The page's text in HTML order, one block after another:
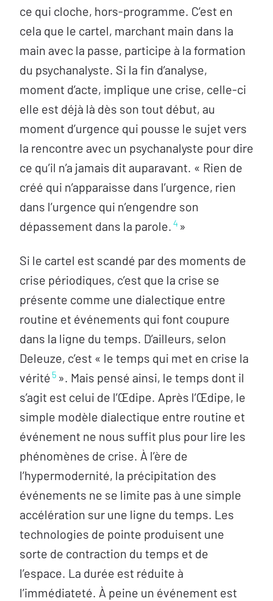
ce qui cloche, hors-programme. C’est en
cela que le cartel, marchant main dans la
main avec la passe, participe à la formation
du psychanalyste. Si la fin d’analyse,
moment d’acte, implique une crise, celle-ci
elle est déjà là dès son tout début, au
moment d’urgence qui pousse le sujet vers
la rencontre avec un psychanalyste pour dire
ce qu’il n’a jamais dit auparavant. « Rien de
créé qui n’apparaisse dans l’urgence, rien
dans l’urgence qui n’engendre son
dépassement dans la parole. 4 »
Si le cartel est scandé par des moments de
crise périodiques, c’est que la crise se
présente comme une dialectique entre
routine et événements qui font coupure
dans la ligne du temps. D’ailleurs, selon
Deleuze, c’est « le temps qui met en crise la
vérité 5 ». Mais pensé ainsi, le temps dont il
s’agit est celui de l’Œdipe. Après l’Œdipe, le
simple modèle dialectique entre routine et
événement ne nous suffit plus pour lire les
phénomènes de crise. À l’ère de
l’hypermodernité, la précipitation des
événements ne se limite pas à une simple
accélération sur une ligne du temps. Les
technologies de pointe produisent une
sorte de contraction du temps et de
l’espace. La durée est réduite à
l’immédiateté. À peine un événement est